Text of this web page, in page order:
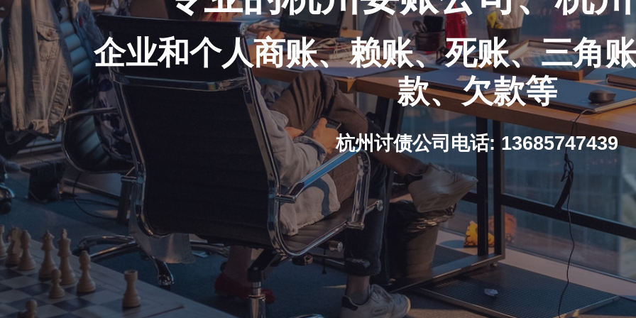
企业和个人商账、赖账、死账、三角
款、欠款等
杭州讨债公司电话: 13685747439